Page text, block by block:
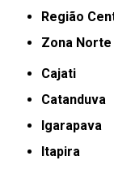
Região
Zona Norte
Cajati
Catanduva
Igarapava
Itapira